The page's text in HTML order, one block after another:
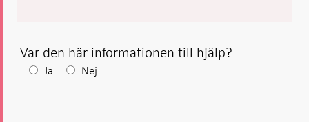
Var den här informationen till hjälp?
EfterJa Nej